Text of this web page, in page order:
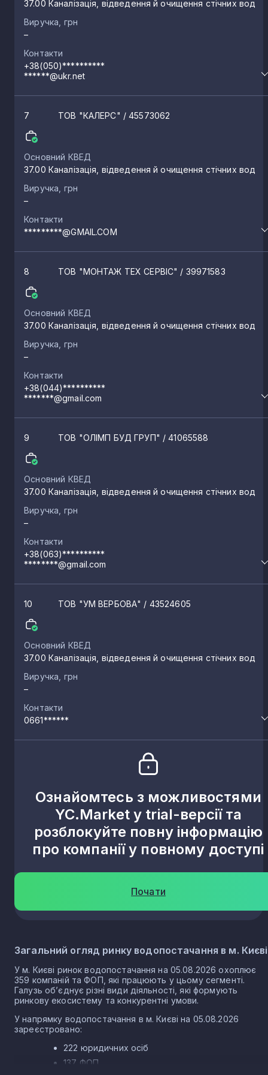
37.00 Каналізація, відведення й очищення стічних вод
Виручка, грн
–
Контакти
+38(050)**********
******@ukr.net
7 ТОВ "КАЛЕРС" / 45573062
Основний КВЕД
37.00 Каналізація, відведення й очищення стічних вод
Виручка, грн
–
Контакти
*********@GMAIL.COM
8 ТОВ "МОНТАЖ ТЕХ СЕРВІС" / 39971583
Основний КВЕД
37.00 Каналізація, відведення й очищення стічних вод
Виручка, грн
–
Контакти
+38(044)**********
*******@gmail.com
9 ТОВ "ОЛІМП БУД ГРУП" / 41065588
Основний КВЕД
37.00 Каналізація, відведення й очищення стічних вод
Виручка, грн
–
Контакти
+38(063)**********
********@gmail.com
10 ТОВ "УМ ВЕРБОВА" / 43524605
Основний КВЕД
37.00 Каналізація, відведення й очищення стічних вод
Виручка, грн
–
Контакти
0661******
Ознайомтесь з можливостями
YC.Market у trial-версії та
розблокуйте повну інформацію
про компанії у повному доступі
Почати
Загальний огляд ринку водопостачання в м. Києві
У м. Києві ринок водопостачання на 05.08.2026 охоплює
359 компаній та ФОП, які працюють у цьому сегменті.
Галузь об’єднує різні види діяльності, які формують
ринкову екосистему та конкурентні умови.
У напрямку водопостачання в м. Києві на 05.08.2026
зареєстровано:
222 юридичних осіб
137 ФОП